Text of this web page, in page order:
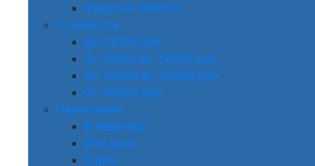
Феррони (Ferroni)
Стоимость
До 13000 руб
От 13000 до 22000 руб
От 22000 до 30000 руб
От 30000 руб
Назначение
В квартиру
Для дачи
В дом